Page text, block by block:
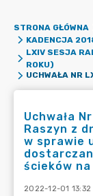
STRONA GŁÓWNA
KADENCJA
LXIV SESJA
ROKU)
Uchwała
Raszyn z
w sprawie
ścieków
2022-12-01 13:32